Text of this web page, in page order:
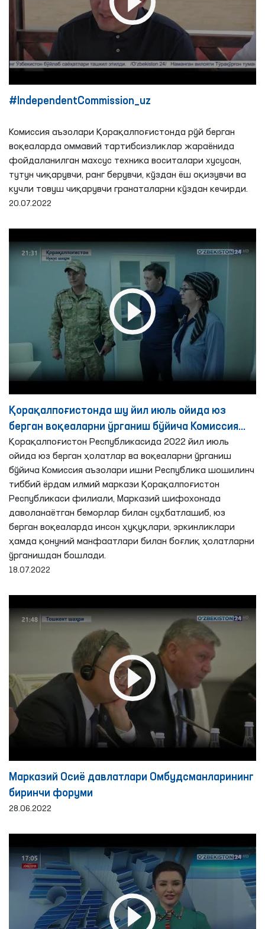
#IndependentCommission_uz
Комиссия аъзолари Қорақалпоғистонда рўй берган
воқеаларда оммавий тартибсизликлар жараёнида
фойдаланилган махсус техника воситалари хусусан,
тутун чиқарувчи, ранг берувчи, кўздан ёш оқизувчи ва
кучли товуш чиқарувчи гранаталарни кўздан кечирди.
20.07.2022
Қорақалпоғистонда шу йил июль ойида юз
берган воқеаларни ўрганиш бўйича Комиссия
фаолияти
Қорақалпоғистон Республикасида 2022 йил июль
ойида юз берган ҳолатлар ва воқеаларни ўрганиш
бўйича Комиссия аъзолари ишни Республика шошилинч
тиббий ёрдам илмий маркази Қорақалпоғистон
Республикаси филиали, Марказий шифохонада
даволанаётган беморлар билан суҳбатлашиб, юз
берган воқеаларда инсон ҳуқуқлари, эркинликлари
ҳамда қонуний манфаатлари билан боғлиқ ҳолатларни
ўрганишдан бошлади.
18.07.2022
Марказий Осиё давлатлари Омбудсманларининг
биринчи форуми
28.06.2022